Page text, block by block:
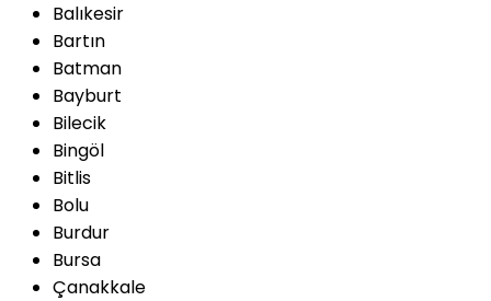
Balıkesir
Bartın
Batman
Bayburt
Bilecik
Bingöl
Bitlis
Bolu
Burdur
Bursa
Çanakkale